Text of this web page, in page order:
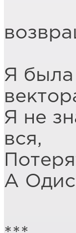
а
Я была
Я не
вся,
А